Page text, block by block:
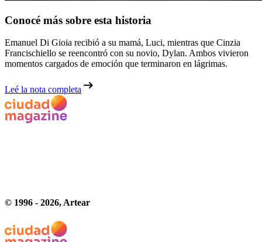
Conocé más sobre esta historia
Emanuel Di Gioia recibió a su mamá, Luci, mientras que Cinzia
Francischiello se reencontró con su novio, Dylan. Ambos vivieron
momentos cargados de emoción que terminaron en lágrimas.
Leé la nota completa
© 1996 - 2026, Artear